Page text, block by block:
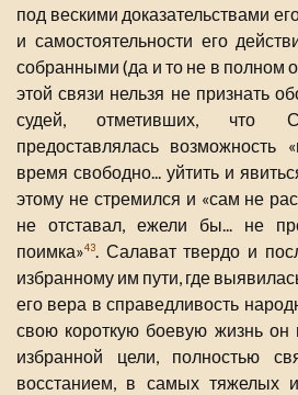
под вескими доказательствами
и самостоятельности его
собранными (да и то не в полном
этой связи нельзя не признать
судей, отметивших, что
предоставлялась возможность
время свободно... уйтить и
этому не стремился и «сам не
не отставал, ежели бы... не
поимка»43. Салават твердо и
избранному им пути, где
его вера в справедливость
свою короткую боевую жизнь он
избранной цели, полностью
восстанием, в самых тяжелых